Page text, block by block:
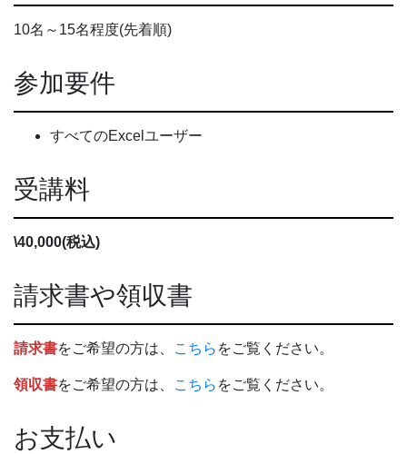
10名～15名程度(先着順)
参加要件
すべてのExcelユーザー
受講料
\40,000(税込)
請求書や領収書
請求書をご希望の方は、 こちら をご覧ください。
領収書をご希望の方は、 こちら をご覧ください。
お支払い